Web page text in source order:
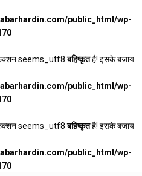
public_html/wp-
seems_utf8बहिष्कृतहै! इसके बजाय
public_html/wp-
seems_utf8बहिष्कृतहै! इसके बजाय
public_html/wp-